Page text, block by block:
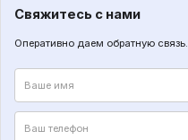
Свяжитесь с нами
Оперативно даем обратную связь.